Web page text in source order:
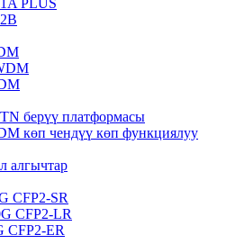
берүү платформасы
көп чендүү көп функциялуу
алгычтар
CFP2-SR
CFP2-LR
CFP2-ER